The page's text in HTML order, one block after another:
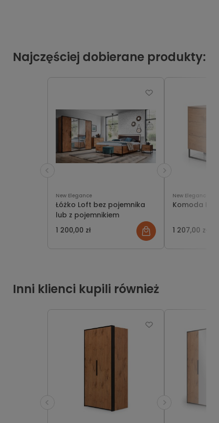
Najczęściej dobierane produkty:
New Elegance
Łóżko Loft bez pojemnika
lub z pojemnikiem
1 200,00 zł
New Elegance
Komoda
1 207,00 zł
Inni klienci kupili również